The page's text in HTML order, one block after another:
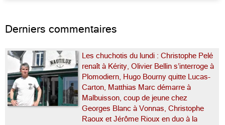
Derniers commentaires
Les chuchotis du lundi : Christophe Pelé
renaît à Kérity, Olivier Bellin s’interroge à
Plomodiern, Hugo Bourny quitte Lucas-
Carton, Matthias Marc démarre à
Malbuisson, coup de jeune chez
Georges Blanc à Vonnas, Christophe
Raoux et Jérôme Rioux en duo à la